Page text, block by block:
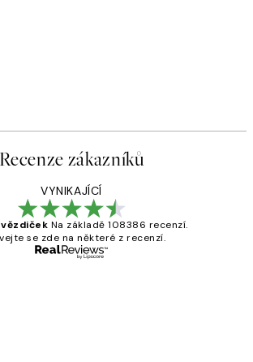
Recenze zákazníků
VYNIKAJÍCÍ
Na základě 108386 recenzí.
se zde na některé z recenzí.